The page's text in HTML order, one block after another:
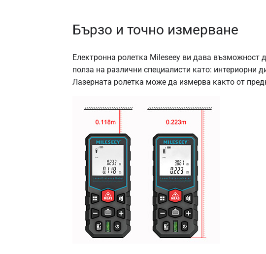
Бързо и точно измерване
Електронна ролетка Mileseey ви дава възможност
полза на различни специалисти като: интериорни
Лазерната ролетка може да измерва както от